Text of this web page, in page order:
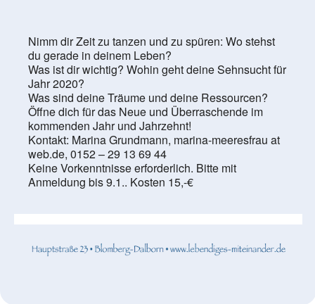
Nimm dir Zeit zu tanzen und zu spüren: Wo stehst
du gerade in deinem Leben?
Was ist dir wichtig? Wohin geht deine Sehnsucht für
Jahr 2020?
Was sind deine Träume und deine Ressourcen?
Öffne dich für das Neue und Überraschende im
kommenden Jahr und Jahrzehnt!
Kontakt: Marina Grundmann, marina-meeresfrau at
web.de, 0152 – 29 13 69 44
Keine Vorkenntnisse erforderlich. Bitte mit
Anmeldung bis 9.1.. Kosten 15,-€